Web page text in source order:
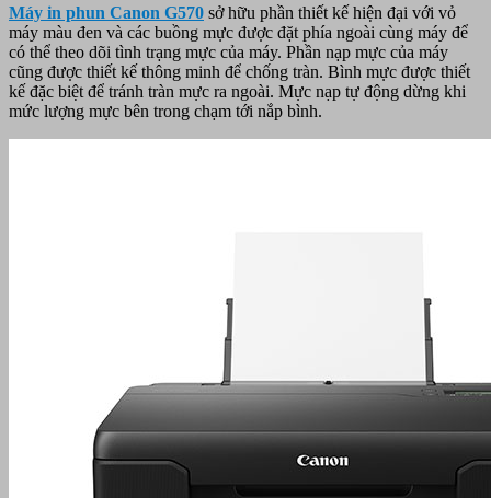
Máy in phun Canon G570 sở hữu phần thiết kế hiện đại với vỏ
máy màu đen và các buồng mực được đặt phía ngoài cùng máy để
có thể theo dõi tình trạng mực của máy. Phần nạp mực của máy
cũng được thiết kế thông minh để chống tràn. Bình mực được thiết
kế đặc biệt để tránh tràn mực ra ngoài. Mực nạp tự động dừng khi
mức lượng mực bên trong chạm tới nắp bình.